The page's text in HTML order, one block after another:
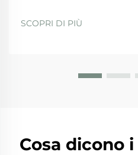
circolare. Le severe
spingendo fortemente le
SCOPRI DI PIÙ
Cosa dicono